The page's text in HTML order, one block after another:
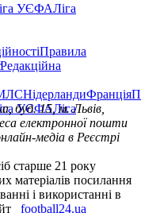
УЄФАЛіга
Правила
Редакційна
НідерландиФранція
УЄФАЛіга
буд. 15, м. Львів,
електронної пошти
медіа в Реєстрі
старше 21 року
матеріалів посилання
і використанні в
football24.ua